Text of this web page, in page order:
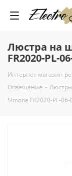
Люстра на
FR2020-PL-
Интернет магазин
Освещение - Люстры
Simone FR2020-PL-06-